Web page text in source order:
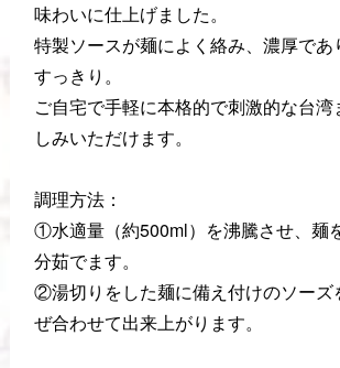
味わいに仕上げました。
特製ソースが麺によく絡み、濃厚であ
すっきり。
ご自宅で手軽に本格的で刺激的な台
しみいただけます。
調理方法：
①水適量（約500ml）を沸騰させ、麺
分茹でます。
②湯切りをした麺に備え付けのソーズ
ぜ合わせて出来上がります。